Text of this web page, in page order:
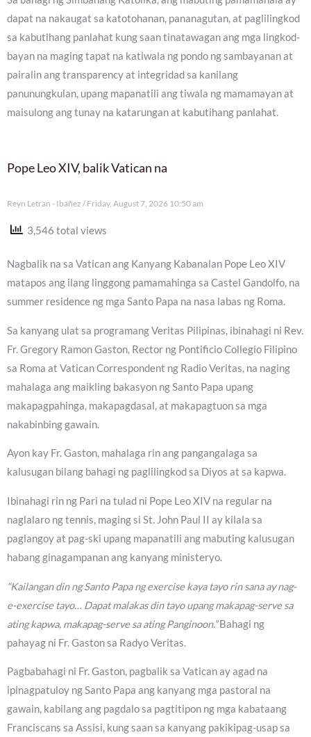
dapat na nakaugat sa katotohanan, pananagutan, at paglilingkod
sa kabutihang panlahat kung saan tinatawagan ang mga lingkod-
bayan na maging tapat na katiwala ng pondo ng sambayanan at
pairalin ang transparency at integridad sa kanilang
panunungkulan, upang mapanatili ang tiwala ng mamamayan at
maisulong ang tunay na katarungan at kabutihang panlahat.
Pope Leo XIV, balik Vatican na
Reyn Letran - Ibañez Friday, August 7, 2026 10:50 am
3,546 total views
Nagbalik na sa Vatican ang Kanyang Kabanalan Pope Leo XIV
matapos ang ilang linggong pamamahinga sa Castel Gandolfo, na
summer residence ng mga Santo Papa na nasa labas ng Roma.
Sa kanyang ulat sa programang Veritas Pilipinas, ibinahagi ni Rev.
Fr. Gregory Ramon Gaston, Rector ng Pontificio Collegio Filipino
sa Roma at Vatican Correspondent ng Radio Veritas, na naging
mahalaga ang maikling bakasyon ng Santo Papa upang
makapagpahinga, makapagdasal, at makapagtuon sa mga
nakabinbing gawain.
Ayon kay Fr. Gaston, mahalaga rin ang pangangalaga sa
kalusugan bilang bahagi ng paglilingkod sa Diyos at sa kapwa.
Ibinahagi rin ng Pari na tulad ni Pope Leo XIV na regular na
naglalaro ng tennis, maging si St. John Paul II ay kilala sa
paglangoy at pag-ski upang mapanatili ang mabuting kalusugan
habang ginagampanan ang kanyang ministeryo.
“Kailangan din ng Santo Papa ng exercise kaya tayo rin sana ay nag-
e-exercise tayo… Dapat malakas din tayo upang makapag-serve sa
ating kapwa, makapag-serve sa ating Panginoon.”Bahagi ng
pahayag ni Fr. Gaston sa Radyo Veritas.
Pagbabahagi ni Fr. Gaston, pagbalik sa Vatican ay agad na
ipinagpatuloy ng Santo Papa ang kanyang mga pastoral na
gawain, kabilang ang pagdalo sa pagtitipon ng mga kabataang
Franciscans sa Assisi, kung saan sa kanyang pakikipag-usap sa